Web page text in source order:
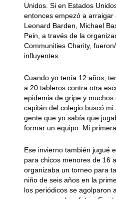
Unidos. Si en Estados
entonces empezó a arraigar
Leonard Barden, Michael
Pein, a través de la
Communities Charity,
influyentes.
Cuando yo tenía 12 años,
a 20 tableros contra otra
epidemia de gripe y
capitán del colegio buscó
gente que yo sabía que
formar un equipo. Mi
Ese invierno también jugué
para chicos menores de 16
organizaba un torneo para
niño de seis años en la
los periódicos se agolparon